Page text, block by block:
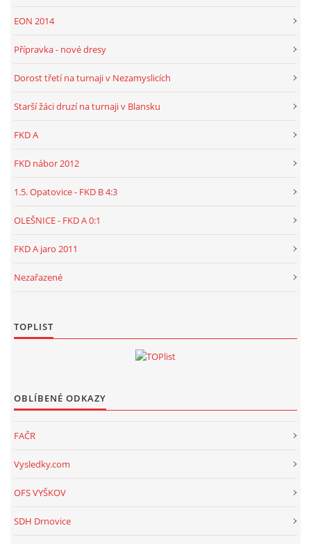
EON 2014
Přípravka - nové dresy
Dorost třetí na turnaji v Nezamyslicích
Starší žáci druzí na turnaji v Blansku
FKD A
FKD nábor 2012
1.5. Opatovice - FKD B 4:3
OLEŠNICE - FKD A 0:1
FKD A jaro 2011
Nezařazené
TOPLIST
OBLÍBENÉ ODKAZY
FAČR
Vysledky.com
OFS VYŠKOV
SDH Drnovice